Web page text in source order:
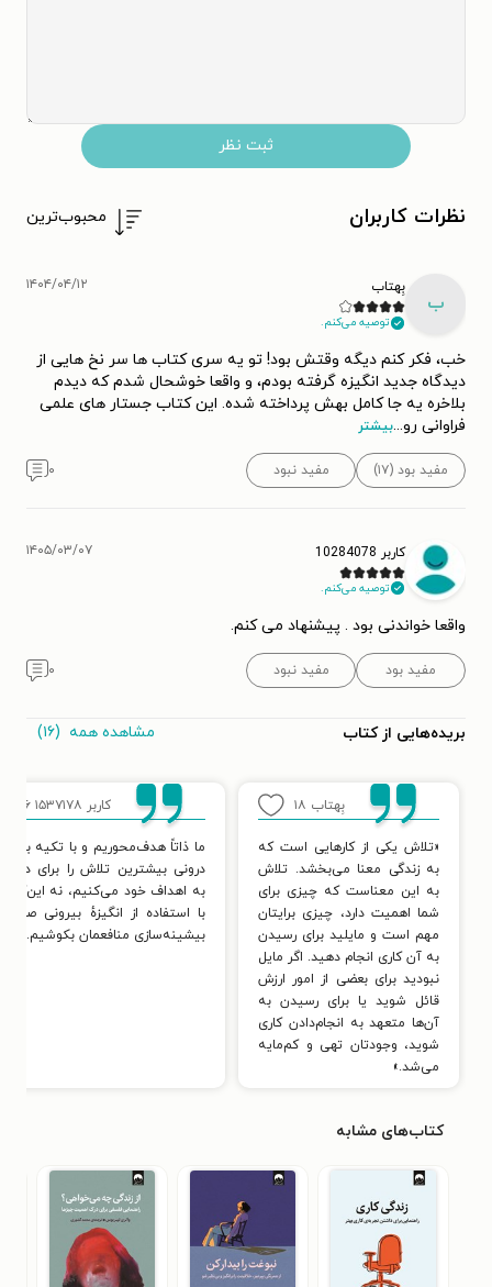
ثبت نظر
نظرات کاربران محبوب‌ترین
ب
بِهتاب
توصیه می‌کنم.
۱۴۰۴/۰۴/۱۲
خب، فکر کنم دیگه وقتش بود! تو یه سری کتاب ها سر نخ هایی از
دیدگاه جدید انگیزه گرفته بودم، و واقعا خوشحال شدم که دیدم
بلاخره یه جا کامل بهش پرداخته شده. این کتاب جستار های علمی
فراوانی رو...بیشتر
مفید بود (۱۷) مفید نبود ۰
کاربر 10284078
توصیه می‌کنم.
۱۴۰۵/۰۳/۰۷
واقعا خواندنی بود . پیشنهاد می کنم.
مفید بود مفید نبود ۰
بریده‌هایی از کتاب مشاهده همه (۱۶)
بِهتاب ۱۸
«تلاش یکی از کارهایی است که
به زندگی معنا می‌بخشد. تلاش
به این معناست که چیزی برای
شما اهمیت دارد، چیزی برایتان
مهم است و مایلید برای رسیدن
به آن کاری انجام دهید. اگر مایل
نبودید برای بعضی از امور ارزش
قائل شوید یا برای رسیدن به
آن‌ها متعهد به انجام‌دادن کاری
شوید، وجودتان تهی و کم‌مایه
می‌شد.»
کاربر ۱۵۳۷۱۷۸ ۶
ما ذاتاً هدف‌محوریم و با تکیه بر
درونی بیشترین تلاش را برای
به اهداف خود می‌کنیم، نه این‌که
با استفاده از انگیزهٔ بیرونی صرفاً
بیشینه‌سازی منافعمان بکوشیم.
کتاب‌های مشابه